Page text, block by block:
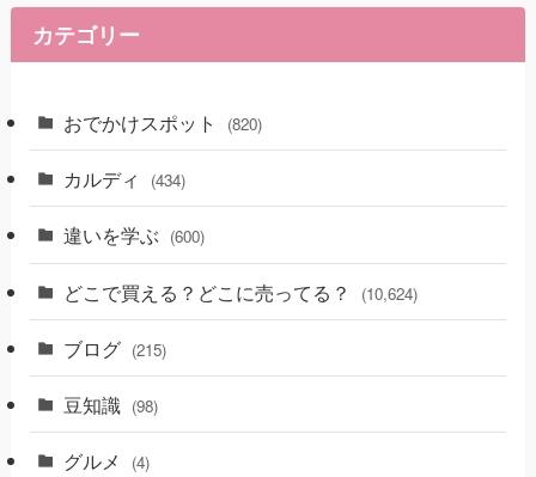
カテゴリー
おでかけスポット (820)
カルディ (434)
違いを学ぶ (600)
どこで買える？どこに売ってる？ (10,624)
ブログ (215)
豆知識 (98)
グルメ (4)